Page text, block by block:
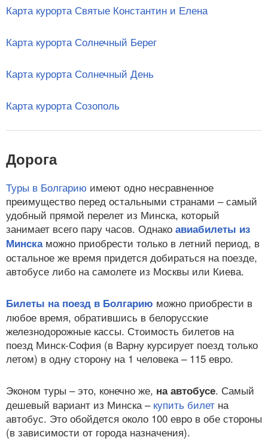
Карта курорта Святые Константин и Елена
Карта курорта Солнечный Берег
Карта курорта Солнечный День
Карта курорта Созополь
Дорога
Туры в Болгарию имеют одно несравненное
преимущество перед остальными странами – самый
удобный прямой перелет из Минска, который
занимает всего пару часов. Однако авиабилеты из
Минскаможно приобрести только в летний период, в
остальное же время придется добираться на поезде,
автобусе либо на самолете из Москвы или Киева.
Билеты на поезд в Болгарию можно приобрести в
любое время, обратившись в белорусские
железнодорожные кассы. Стоимость билетов на
поезд Минск-София (в Варну курсирует поезд только
летом) в одну сторону на 1 человека – 115 евро.
Эконом туры – это, конечно же, на автобусе. Самый
дешевый вариант из Минска – купить билет на
автобус. Это обойдется около 100 евро в обе стороны
(в зависимости от города назначения).